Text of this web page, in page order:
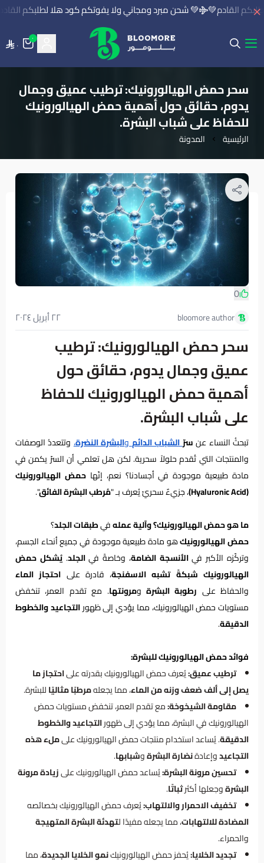
القادم💚 💚 شحن مبرد ومجاني ولا يفوتكم كود هلا لطلبكم
بلومور | BLOOMORE
٠
٠
سحر حمض الهيالورونيك: ترطيب عميق وجمال
يدوم، حقائق حول أهمية حمض الهيالورونيك
للحفاظ على شباب البشرة.
الرئيسية المدونة
0
bloomore author ٢٢ أبريل ٢٠٢٤
سحر حمض الهيالورونيك: ترطيب
عميق وجمال يدوم، حقائق حول
أهمية حمض الهيالورونيك للحفاظ
على شباب البشرة.
تبحثُ النساء عنسرّالشباب الدائموالبشرة النضرة،وتتعددُ الوصفات
والمنتجات التي تُقدم حلولاً سحرية. لكن هل تعلمي أن السرّ يكمن في
مادة طبيعية موجودة في أجسادنا؟ نعم، إنّهاحمض الهيالورونيك
(Hyaluronic Acid)
، جزيءٌ سحريّ يُعرف بـ "مُرطب البشرة الفائق".
ما هو حمض الهيالورونيك؟ وآلية عملهفيطبقات الجلد؟
حمض الهيالورونيكهو مادة طبيعية موجودة في جميع أنحاء الجسم،
وتركّزه الأكبر فيالأنسجة الضامة، وخاصةً فيالجلد.يُشكل حمض
الهيالورونيك شبكةً تشبه الاسفنجة، قادرة على احتجاز الماء
والحفاظ على رطوبة البشرة ومرونتها. مع تقدم العمر، تنخفض
مستويات حمض الهيالورونيك، مما يؤدي إلى ظهورالتجاعيد والخطوط
الدقيقة.
فوائد حمض الهيالورونيك للبشرة:
ترطيب عميق:يُعرف حمض الهيالورونيك بقدرته علىاحتجاز ما
يصل إلى ألف ضعف وزنه من الماء، مما يجعلهمرطبًا مثاليًاللبشرة.
مقاومة الشيخوخة:مع تقدم العمر، تنخفض مستويات حمض
الهيالورونيك في البشرة، مما يؤدي إلى ظهورالتجاعيد والخطوط
الدقيقة. يُساعد استخدام منتجات حمض الهيالورونيك علىملء هذه
التجاعيدوإعادةنضارة البشرةوشبابها.
تحسين مرونة البشرة:يُساعد حمض الهيالورونيك علىزيادة مرونة
البشرةوجعلها أكثرثباتًا.
تخفيف الاحمرار والالتهاب:يُعرف حمض الهيالورونيك بخصائصه
المضادة للالتهابات، مما يجعله مفيدًا لتهدئة البشرة المتهيجة
والحمراء.
تجديد الخلايا:يُحفز حمض الهيالورونيكنمو الخلايا الجديدة، مما